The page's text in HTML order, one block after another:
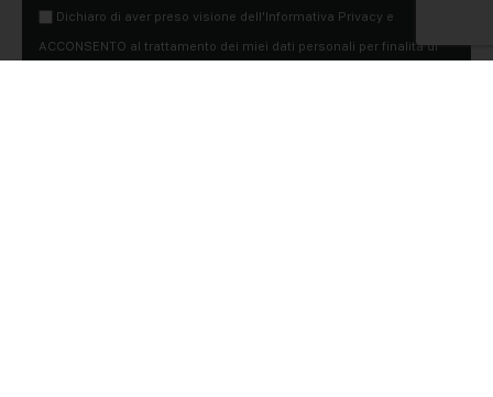
Dichiaro di aver preso visione dell'Informativa Privacy e
ACCONSENTO al trattamento dei miei dati personali per finalità di